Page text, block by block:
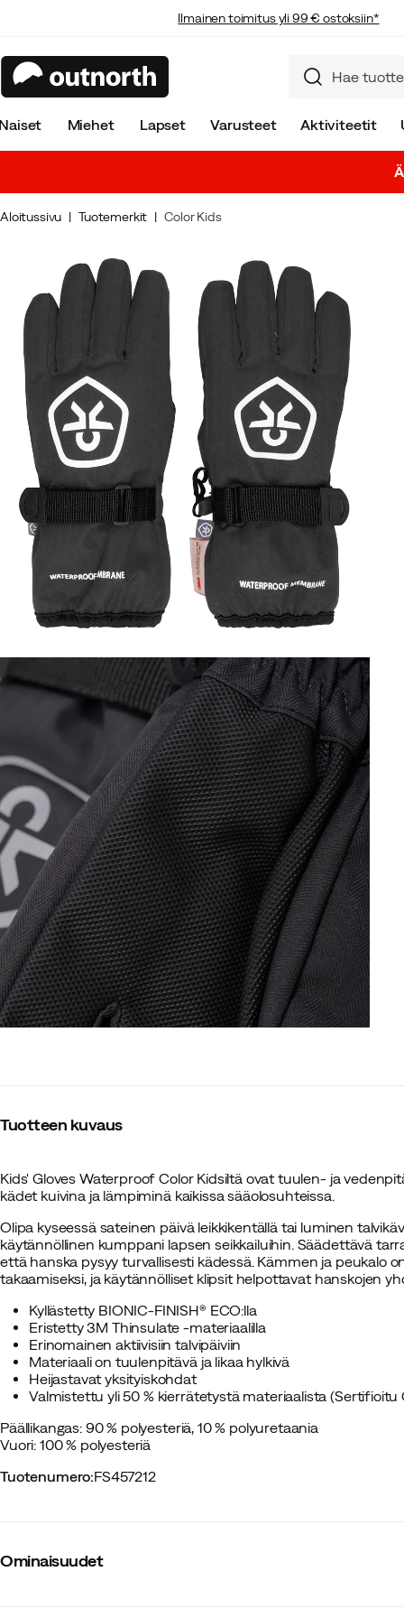
Ilmainen toimitus yli 99 € ostoksiin*
Miehet Lapset Varusteet Aktiviteetit
Aloitussivu Tuotemerkit Color Kids
Tuotteen kuvaus
Kids' Gloves Waterproof Color Kidsiltä ovat tuulen- ja
kädet kuivina ja lämpiminä kaikissa sääolosuhteissa.
Olipa kyseessä sateinen päivä leikkikentällä tai luminen
käytännöllinen kumppani lapsen seikkailuihin. Säädettävä
että hanska pysyy turvallisesti kädessä. Kämmen ja peukalo
takaamiseksi, ja käytännölliset klipsit helpottavat hanskojen
Kyllästetty BIONIC-FINISH® ECO:lla
Eristetty 3M Thinsulate -materiaalilla
Erinomainen aktiivisiin talvipäiviin
Materiaali on tuulenpitävä ja likaa hylkivä
Heijastavat yksityiskohdat
Valmistettu yli 50 % kierrätetystä materiaalista (Sertifioitu
Päällikangas: 90 % polyesteriä, 10 % polyuretaania
Vuori: 100 % polyesteriä
Tuotenumero:FS457212
Ominaisuudet